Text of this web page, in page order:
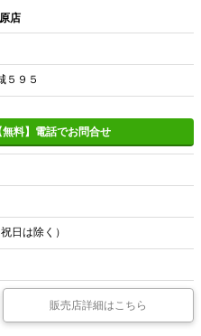
店
５９５
無料】電話でお問合せ
日は除く）
販売店詳細はこちら